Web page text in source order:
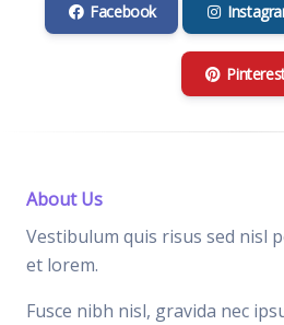
Facebook
About Us
Vestibulum quis risus sed nisl
et lorem.
Fusce nibh nisl, gravida nec